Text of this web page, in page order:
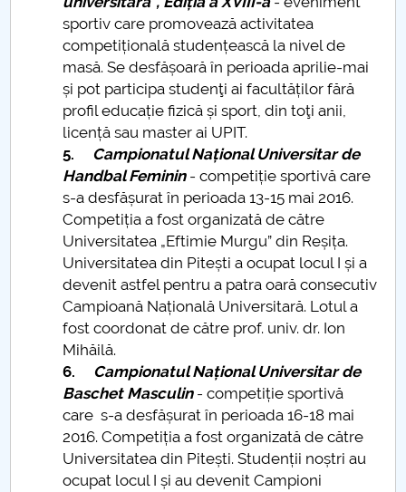
Raportul Conducerii Centrului Universitar Pitești
privind implementarea Planului Operațional 2020-
Parteneri CUP
Centrul de Consiliere și Orientare în Carieră
Chestionar angajabilitate ALUMNI – UPB
CAR2026
MENIU CANTINA
CONCURSURI PROFESIONALE STUDENŢEŞTI
sportiv care promovează activitatea
competițională studențească la nivel de
masă. Se desfășoară în perioada aprilie-mai
și pot participa studenţi ai facultăților fără
profil educație fizică și sport, din toţi anii,
licență sau master ai UPIT.
5. Campionatul Național Universitar de
Handbal Feminin- competiție sportivă care
s-a desfășurat în perioada 13-15 mai 2016.
Competiția a fost organizată de către
Universitatea „Eftimie Murgu” din Reșița.
Universitatea din Pitești a ocupat locul I și a
devenit astfel pentru a patra oară consecutiv
Campioană Națională Universitară. Lotul a
fost coordonat de către prof. univ. dr. Ion
Mihăilă.
6. Campionatul Național Universitar de
Baschet Masculin- competiție sportivă
care s-a desfășurat în perioada 16-18 mai
2016. Competiția a fost organizată de către
Universitatea din Pitești. Studenții noștri au
ocupat locul I și au devenit Campioni